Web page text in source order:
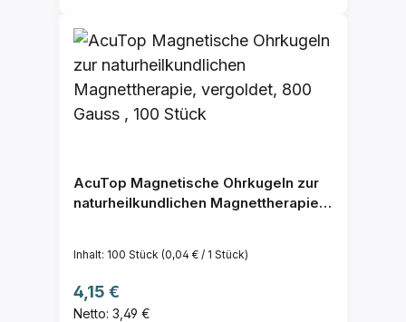
AcuTop Magnetische Ohrkugeln zur
naturheilkundlichen Magnettherapie,
Inhalt: 100 Stück (0,04 € / 1 Stück)
Regulärer Preis:
4,15 €
Netto: 3,49 €